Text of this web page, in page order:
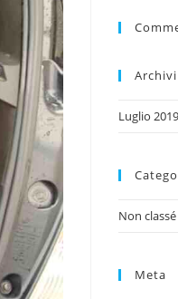
Archivi
Luglio 2019
Non classé
Meta